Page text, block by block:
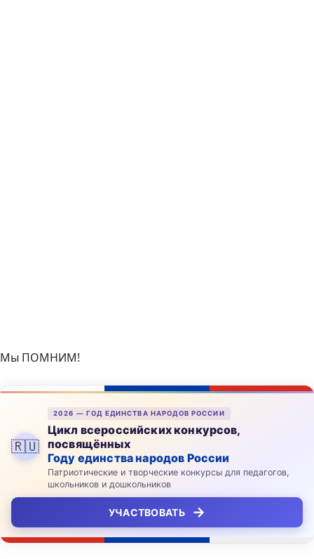
Мы ПОМНИМ!
🇷🇺
2026 — ГОД ЕДИНСТВА НАРОДОВ РОССИИ
Цикл всероссийских конкурсов,
посвящённых
Году единства народов России
Патриотические и творческие конкурсы для педагогов,
школьников и дошкольников
УЧАСТВОВАТЬ →